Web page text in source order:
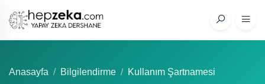
Anasayfa Bilgilendirme Kullanım Şartnamesi